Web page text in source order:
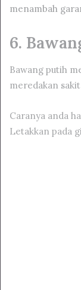
menambah
6.
Bawang putih
meredakan
Caranya anda
Letakkan pada